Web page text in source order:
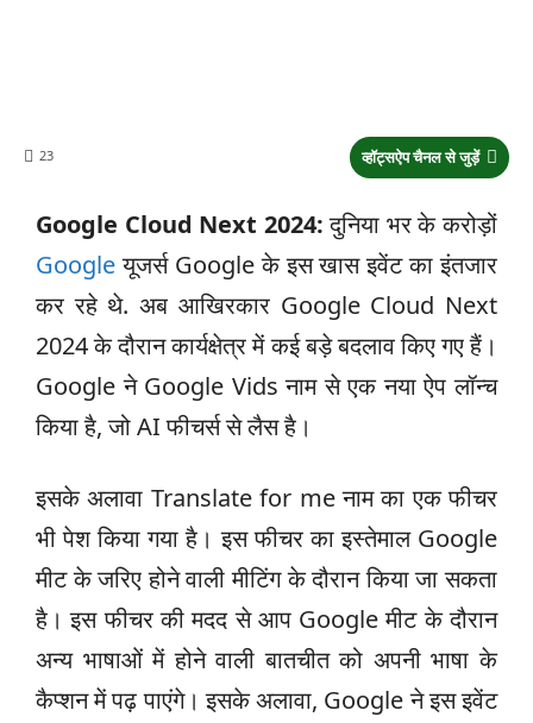
व्हॉट्सऐप चैनल से जुड़ें
23
Google Cloud Next 2024:दुनिया भर के करोड़ों
Googleयूजर्स Google के इस खास इवेंट का इंतजार
कर रहे थे. अब आखिरकार Google Cloud Next
2024 के दौरान कार्यक्षेत्र में कई बड़े बदलाव किए गए हैं।
Google ने Google Vids नाम से एक नया ऐप लॉन्च
किया है, जो AI फीचर्स से लैस है।
इसके अलावा Translate for me नाम का एक फीचर
भी पेश किया गया है। इस फीचर का इस्तेमाल Google
मीट के जरिए होने वाली मीटिंग के दौरान किया जा सकता
है। इस फीचर की मदद से आप Google मीट के दौरान
अन्य भाषाओं में होने वाली बातचीत को अपनी भाषा के
कैप्शन में पढ़ पाएंगे। इसके अलावा, Google ने इस इवेंट